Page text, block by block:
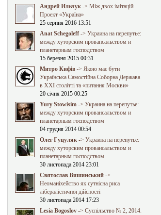
Андрей Ильчук -> Між двох імітацій.
Проект «Україна»
25 серпня 2016 13:51
Anat Schegoleff -> Украина на перепутье:
между хуторским провансальством и
планетарным господством
15 березня 2015 00:31
Митро Кифів -> Якою має бути
Українська Самостійна Соборна Держава
в XXI столітті та «питання Москви»
20 січня 2015 00:25
Yury Stowisim -> Украина на перепутье:
между хуторским провансальством и
планетарным господством
04 грудня 2014 00:54
Олег Гуцуляк -> Украина на перепутье:
между хуторским провансальством и
планетарным господством
30 листопада 2014 23:01
Святослав Вишинський ->
Неоманіхейство як сутнісна риса
лібералістичної дійсності
30 листопада 2014 17:23
Lesia Bogoslov -> Суспільство № 2, 2014.